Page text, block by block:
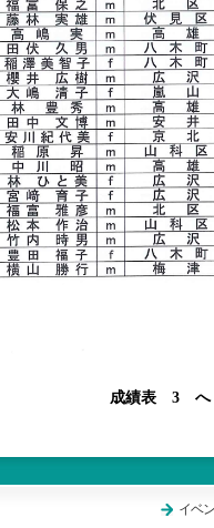
成績表 3
イベ